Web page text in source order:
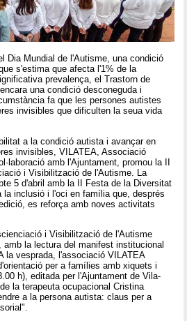
Dia Mundial de l'Autisme, una condició
s'estima que afecta l'1% de la
prevalença, el Trastorn de
una condició desconeguda i
fa que les persones autistes
invisibles que dificulten la seua vida
a la condició autista i avançar en
invisibles, VILATEA, Associació
amb l'Ajuntament, promou la II
i Visibilització de l'Autisme. La
5 d'abril amb la II Festa de la Diversitat
la inclusió i l'oci en família que, després
es reforça amb noves activitats
i Visibilització de l'Autisme
amb la lectura del manifest institucional
la vesprada, l'associació VILATEA
per a famílies amb xiquets i
h), editada per l'Ajuntament de Vila-
la terapeuta ocupacional Cristina
a la persona autista: claus per a